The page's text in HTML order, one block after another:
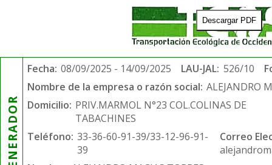
Descargar PDF
GENERADOR
Fecha: 08/09/2025 - 14/09/2025 LAU-JAL: 526/10
Nombre de la empresa o razón social: ALEJANDRO
Domicilio: PRIV.MARMOL N°23 COL.COLINAS DE
TABACHINES
Teléfono: 33-36-60-91-39/33-12-96-91-
39
Correo